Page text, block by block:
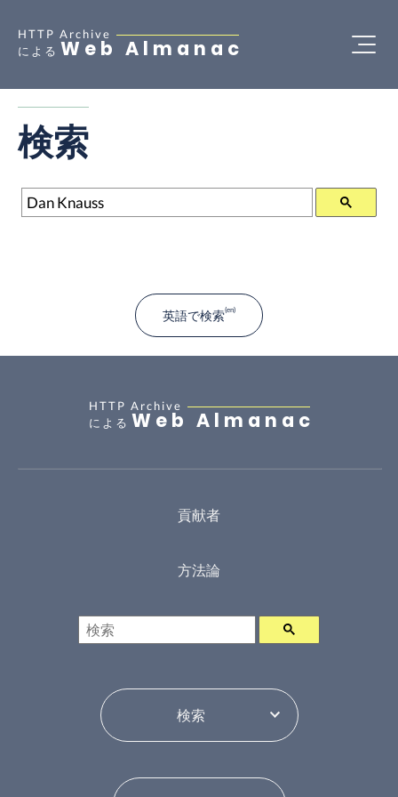
HTTP Archive
による Web Almanac
検索
検索
英語で検索
HTTP Archive
による Web Almanac
貢献者
方法論
検索
年ピッカー